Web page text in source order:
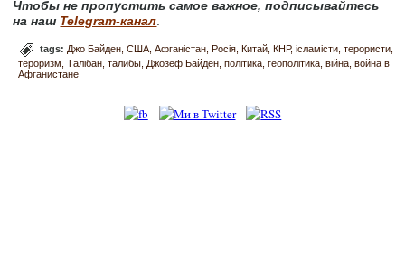
Чтобы не пропустить самое важное, подписывайтесь
на наш Telegram-канал.
tags: Джо Байден США Афганістан Росія Китай КНР ісламісти терористи
тероризм
Талібан талибы Джозеф Байден політика геополітика війна война в
Афганистане